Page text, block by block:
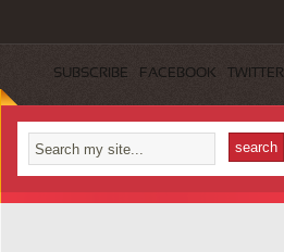
SUBSCRIBE FACEBOOK TWITTER